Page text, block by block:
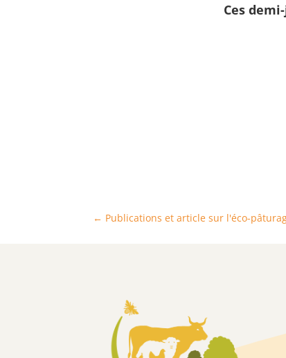
Ces
← Publications et article sur l'éco-